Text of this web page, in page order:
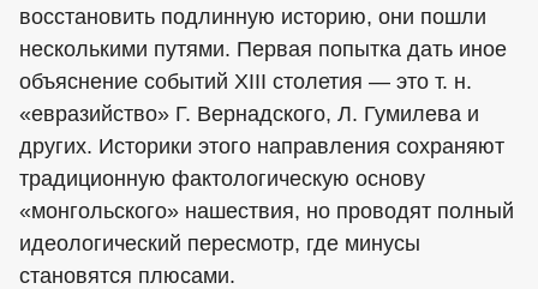
восстановить подлинную историю, они пошли
несколькими путями. Первая попытка дать иное
объяснение событий XIII столетия — это т. н.
«евразийство» Г. Вернадского, Л. Гумилева и
других. Историки этого направления сохраняют
традиционную фактологическую основу
«монгольского» нашествия, но проводят полный
идеологический пересмотр, где минусы
становятся плюсами.